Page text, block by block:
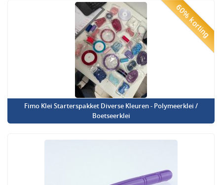
60% korting
Fimo Klei Starterspakket Diverse Kleuren - Polymeerklei /
Boetseerklei